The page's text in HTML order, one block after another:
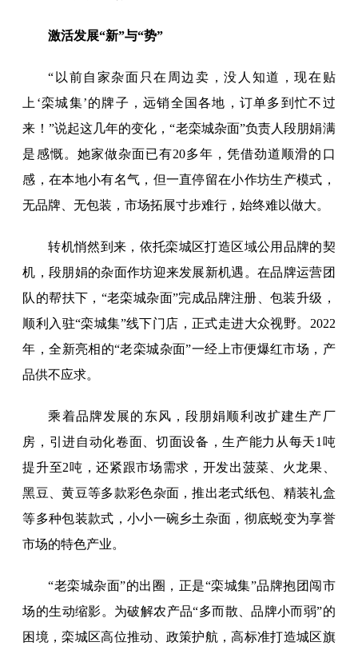
激活发展“新”与“势”
“以前自家杂面只在周边卖，没人知道，现在贴
上‘栾城集’的牌子，远销全国各地，订单多到忙不过
来！”说起这几年的变化，“老栾城杂面”负责人段朋娟满
是感慨。她家做杂面已有20多年，凭借劲道顺滑的口
感，在本地小有名气，但一直停留在小作坊生产模式，
无品牌、无包装，市场拓展寸步难行，始终难以做大。
转机悄然到来，依托栾城区打造区域公用品牌的契
机，段朋娟的杂面作坊迎来发展新机遇。在品牌运营团
队的帮扶下，“老栾城杂面”完成品牌注册、包装升级，
顺利入驻“栾城集”线下门店，正式走进大众视野。2022
年，全新亮相的“老栾城杂面”一经上市便爆红市场，产
品供不应求。
乘着品牌发展的东风，段朋娟顺利改扩建生产厂
房，引进自动化卷面、切面设备，生产能力从每天1吨
提升至2吨，还紧跟市场需求，开发出菠菜、火龙果、
黑豆、黄豆等多款彩色杂面，推出老式纸包、精装礼盒
等多种包装款式，小小一碗乡土杂面，彻底蜕变为享誉
市场的特色产业。
“老栾城杂面”的出圈，正是“栾城集”品牌抱团闯市
场的生动缩影。为破解农产品“多而散、品牌小而弱”的
困境，栾城区高位推动、政策护航，高标准打造城区旗